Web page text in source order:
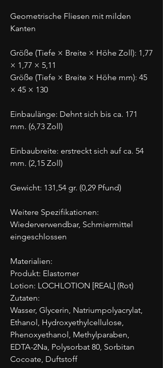
Geometrische Fliesen mit milden
Kanten
Größe (Tiefe × Breite × Höhe Zoll): 1,77
× 1,77 × 5,11
Größe (Tiefe × Breite × Höhe mm): 45
× 45 × 130
Einbaulänge: Dehnt sich bis ca. 171
mm. (6,73 Zoll)
Einbaubreite: erstreckt sich auf ca. 54
mm. (2,15 Zoll)
Gewicht: 131,54 gr. (0,29 Pfund)
Weitere Spezifikationen:
Wiederverwendbar, Schmiermittel
eingeschlossen
Materialien:
Produkt: Elastomer
Lotion: LOCHLOTION [REAL] (Rot)
Zutaten:
Wasser, Glycerin, Natriumpolyacrylat,
Ethanol, Hydroxyethylcellulose,
Phenoxyethanol, Methylparaben,
EDTA-2Na, Polysorbat 80, Sorbitan
Cocoate, Duftstoff